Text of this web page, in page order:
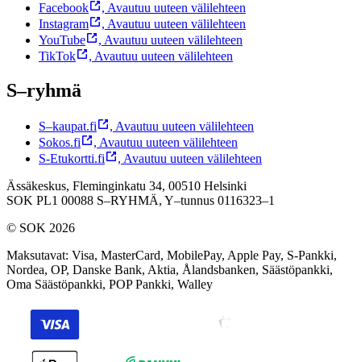
Facebook
, Avautuu uuteen välilehteen
Instagram
, Avautuu uuteen välilehteen
YouTube
, Avautuu uuteen välilehteen
TikTok
, Avautuu uuteen välilehteen
S–ryhmä
S–kaupat.fi , Avautuu uuteen välilehteen
Sokos.fi
, Avautuu uuteen välilehteen
S-Etukortti.fi
, Avautuu uuteen välilehteen
Ässäkeskus, Fleminginkatu 34, 00510 Helsinki
SOK PL1 00088 S–RYHMÄ, Y–tunnus 0116323–1
© SOK 2026
Maksutavat: Visa, MasterCard, MobilePay, Apple Pay, S-Pankki,
Nordea, OP, Danske Bank, Aktia, Ålandsbanken, Säästöpankki,
Oma Säästöpankki, POP Pankki, Walley